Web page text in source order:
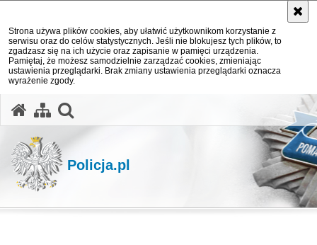
Strona używa plików cookies, aby ułatwić użytkownikom korzystanie z
serwisu oraz do celów statystycznych. Jeśli nie blokujesz tych plików, to
zgadzasz się na ich użycie oraz zapisanie w pamięci urządzenia.
Pamiętaj, że możesz samodzielnie zarządzać cookies, zmieniając
ustawienia przeglądarki. Brak zmiany ustawienia przeglądarki oznacza
wyrażenie zgody.
Policja.pl